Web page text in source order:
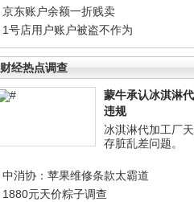
京东账户余额一折贱卖
1号店用户账户被盗不作为
财经热点调查
蒙牛承认冰淇淋
违规
冰淇淋代加工厂
存脏乱差问题。
中消协：苹果维修条款太霸道
1880元天价粽子调查